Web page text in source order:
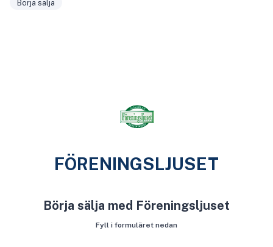
Börja sälja
FÖRENINGSLJUSET
Börja sälja med Föreningsljuset
Fyll i formuläret nedan